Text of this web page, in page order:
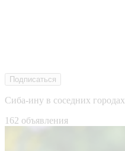
Подписаться
Сиба-ину в соседних городах
162 объявления